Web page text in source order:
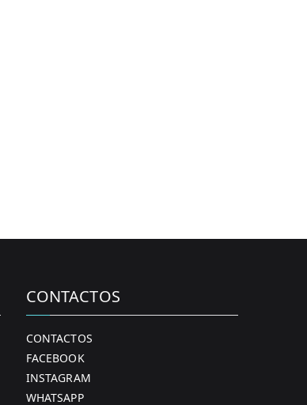
CONTACTOS
CONTACTOS
FACEBOOK
INSTAGRAM
WHATSAPP